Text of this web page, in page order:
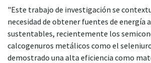
"Este trabajo de investigación se
necesidad de obtener fuentes de energía
sustentables, recientemente los
calcogenuros metálicos como el
demostrado una alta eficiencia como